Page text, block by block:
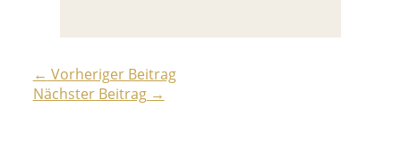
← Vorheriger Beitrag
Nächster Beitrag →